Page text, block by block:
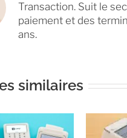
Transaction. Suit le
paiement et des
ans.
similaires